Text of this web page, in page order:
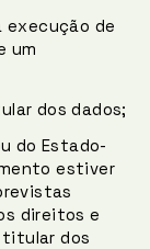
execução de
um
dos dados;
do Estado-
estiver
direitos e
titular dos